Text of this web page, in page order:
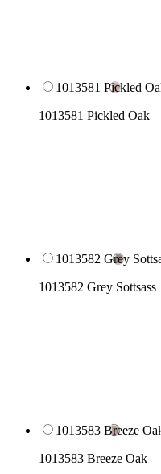
1013581 Pickled
1013581 Pickled Oak
1013582 Grey
1013582 Grey Sottsass
1013583 Breeze
1013583 Breeze Oak